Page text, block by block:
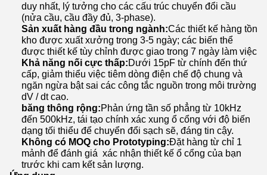
duy nhất, lý tưởng cho các cấu trúc chuyển đổi cầu
(nửa cầu, cầu đầy đủ, 3-phase).
Sản xuất hàng đầu trong ngành:Các thiết kế hàng tồn
kho được xuất xưởng trong 3-5 ngày; các biến thể
được thiết kế tùy chỉnh được giao trong 7 ngày làm việc
Khả năng nối cực thấp:Dưới 15pF từ chính đến thứ
cấp, giảm thiểu việc tiêm dòng điện chế độ chung và
ngăn ngừa bật sai các công tắc nguồn trong môi trường
dV / dt cao.
băng thông rộng:Phản ứng tần số phẳng từ 10kHz
đến 500kHz, tái tạo chính xác xung ổ cổng với độ biến
dạng tối thiểu để chuyển đổi sạch sẽ, đáng tin cậy.
Không có MOQ cho Prototyping:Đặt hàng từ chỉ 1
mảnh để đánh giá ️ xác nhận thiết kế ổ cổng của bạn
trước khi cam kết sản lượng.